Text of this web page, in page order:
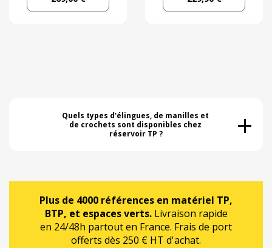
Quels types d'élingues, de manilles et
de crochets sont disponibles chez
réservoir TP ?
+
Plus de 4000 références en matériel TP,
BTP, et espaces verts.Livraison rapide
en 24/48h partout en France. Frais de port
offerts dès 250 € HT d'achat.